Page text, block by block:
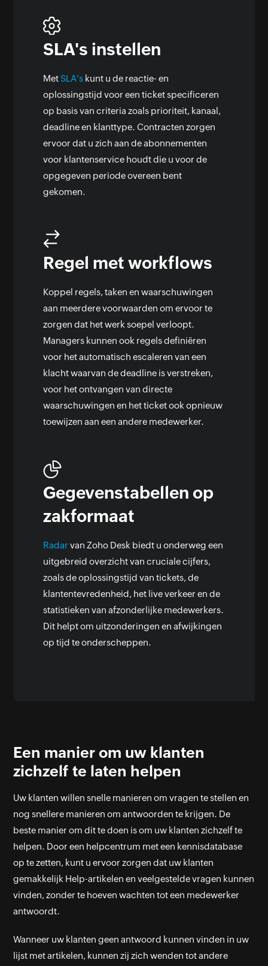
SLA's instellen
Met SLA's kunt u de reactie- en
oplossingstijd voor een ticket specificeren
op basis van criteria zoals prioriteit, kanaal,
deadline en klanttype. Contracten zorgen
ervoor dat u zich aan de abonnementen
voor klantenservice houdt die u voor de
opgegeven periode overeen bent
gekomen.
Regel met workflows
Koppel regels, taken en waarschuwingen
aan meerdere voorwaarden om ervoor te
zorgen dat het werk soepel verloopt.
Managers kunnen ook regels definiëren
voor het automatisch escaleren van een
klacht waarvan de deadline is verstreken,
voor het ontvangen van directe
waarschuwingen en het ticket ook opnieuw
toewijzen aan een andere medewerker.
Gegevenstabellen op
zakformaat
Radar van Zoho Desk biedt u onderweg een
uitgebreid overzicht van cruciale cijfers,
zoals de oplossingstijd van tickets, de
klantentevredenheid, het live verkeer en de
statistieken van afzonderlijke medewerkers.
Dit helpt om uitzonderingen en afwijkingen
op tijd te onderscheppen.
Een manier om uw klanten
zichzelf te laten helpen
Uw klanten willen snelle manieren om vragen te stellen en
nog snellere manieren om antwoorden te krijgen. De
beste manier om dit te doen is om uw klanten zichzelf te
helpen. Door een helpcentrum met een kennisdatabase
op te zetten, kunt u ervoor zorgen dat uw klanten
gemakkelijk Help-artikelen en veelgestelde vragen kunnen
vinden, zonder te hoeven wachten tot een medewerker
antwoordt.
Wanneer uw klanten geen antwoord kunnen vinden in uw
lijst met artikelen, kunnen zij zich wenden tot andere